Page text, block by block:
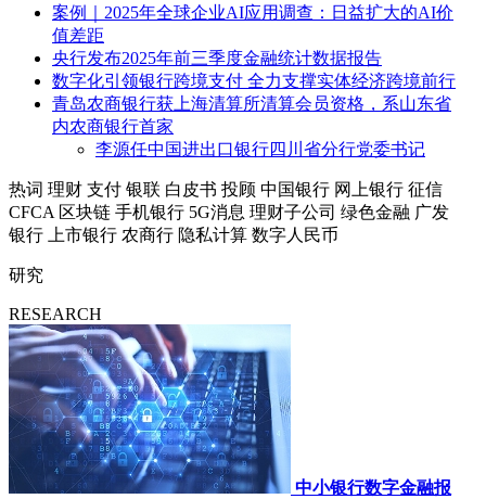
案例｜2025年全球企业AI应用调查：日益扩大的AI价
值差距
央行发布2025年前三季度金融统计数据报告
数字化引领银行跨境支付 全力支撑实体经济跨境前行
青岛农商银行获上海清算所清算会员资格，系山东省
内农商银行首家
李源任中国进出口银行四川省分行党委书记
热词 理财 支付 银联 白皮书 投顾 中国银行 网上银行 征信
CFCA 区块链 手机银行 5G消息 理财子公司 绿色金融 广发
银行
上市银行 农商行 隐私计算 数字人民币
研究
RESEARCH
中小银行数字金融报